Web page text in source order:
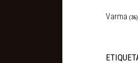
Varma (36)